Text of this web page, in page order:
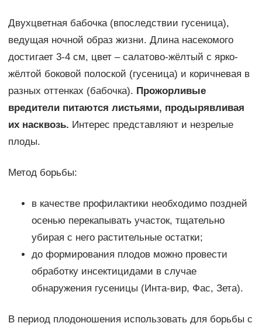
Двухцветная бабочка (впоследствии гусеница),
ведущая ночной образ жизни. Длина насекомого
достигает 3-4 см, цвет – салатово-жёлтый с ярко-
жёлтой боковой полоской (гусеница) и коричневая в
разных оттенках (бабочка). Прожорливые
вредители питаются листьями, продырявливая
их насквозь. Интерес представляют и незрелые
плоды.
Метод борьбы:
в качестве профилактики необходимо поздней
осенью перекапывать участок, тщательно
убирая с него растительные остатки;
до формирования плодов можно провести
обработку инсектицидами в случае
обнаружения гусеницы (Инта-вир, Фас, Зета).
В период плодоношения использовать для борьбы с